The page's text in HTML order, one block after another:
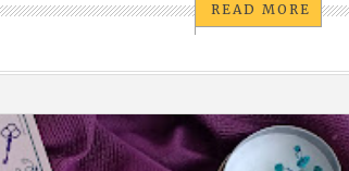
READ MORE